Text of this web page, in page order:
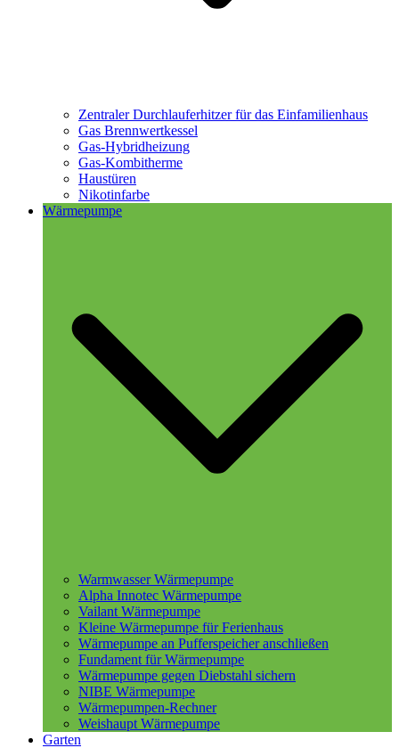
Zentraler Durchlauferhitzer für das Einfamilienhaus
Gas Brennwertkessel
Gas-Hybridheizung
Gas-Kombitherme
Haustüren
Nikotinfarbe
Wärmepumpe
Warmwasser Wärmepumpe
Alpha Innotec Wärmepumpe
Vailant Wärmepumpe
Kleine Wärmepumpe für Ferienhaus
Wärmepumpe an Pufferspeicher anschließen
Fundament für Wärmepumpe
Wärmepumpe gegen Diebstahl sichern
NIBE Wärmepumpe
Wärmepumpen-Rechner
Weishaupt Wärmepumpe
Garten